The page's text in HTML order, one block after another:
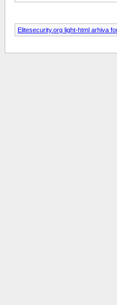
Elitesecurity.org light-html arhiva